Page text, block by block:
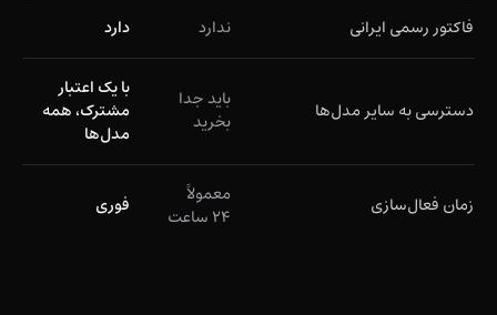
فاکتور رسمی ایرانی ندارد دارد
دسترسی به سایر مدل‌ها
باید جدا
بخرید
با یک اعتبار
مشترک، همه
مدل‌ها
زمان فعال‌سازی
معمولاً
۲۴ ساعت
فوری